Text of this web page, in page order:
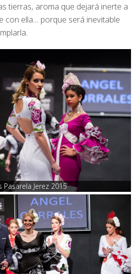
tierras, aroma que dejará inerte a
con ella… porque será inevitable
Jerez 2015